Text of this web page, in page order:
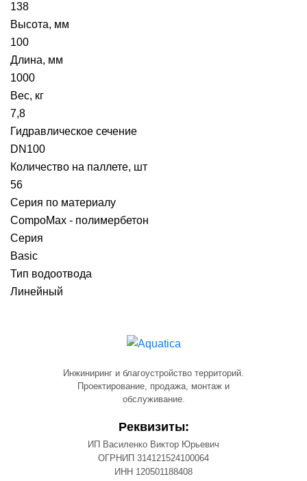
138
Высота, мм
100
Длина, мм
1000
Вес, кг
7,8
Гидравлическое сечение
DN100
Количество на паллете, шт
56
Серия по материалу
CompoMax - полимербетон
Серия
Basic
Тип водоотвода
Линейный
Инжиниринг и благоустройство территорий.
Проектирование, продажа, монтаж и
обслуживание.
Реквизиты:
ИП Василенко Виктор Юрьевич
ОГРНИП 314121524100064
ИНН 120501188408